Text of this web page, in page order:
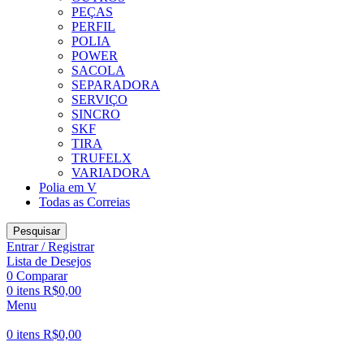
PEÇAS
PERFIL
POLIA
POWER
SACOLA
SEPARADORA
SERVIÇO
SINCRO
SKF
TIRA
TRUFELX
VARIADORA
Polia em V
Todas as Correias
Pesquisar
Entrar / Registrar
Lista de Desejos
0 Comparar
0 itens R$0,00
Menu
0 itens R$0,00